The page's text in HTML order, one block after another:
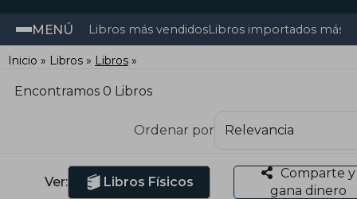
MENÚ Libros más vendidosLibros importados más
Inicio Libros Libros
Encontramos 0 Libros
Ordenar por
Ver: Libros Físicos
Comparte y
gana dinero